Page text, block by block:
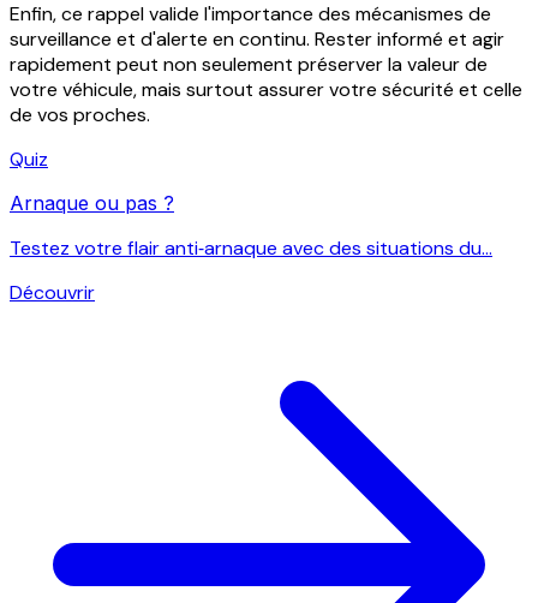
Enfin, ce rappel valide l'importance des mécanismes de
surveillance et d'alerte en continu. Rester informé et agir
rapidement peut non seulement préserver la valeur de
votre véhicule, mais surtout assurer votre sécurité et celle
de vos proches.
Quiz
Arnaque ou pas ?
Testez votre flair anti‑arnaque avec des situations du...
Découvrir